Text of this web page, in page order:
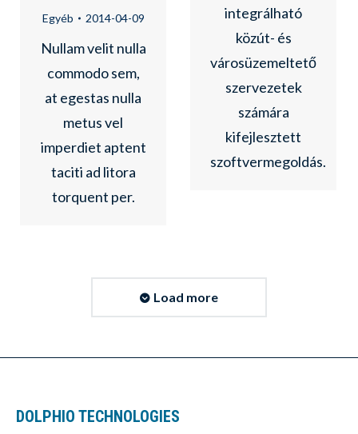
integrálható
közút- és
városüzemeltető
szervezetek
számára
kifejlesztett
szoftvermegoldás.
Egyéb 2014-04-09
Nullam velit nulla
commodo sem,
at egestas nulla
metus vel
imperdiet aptent
taciti ad litora
torquent per.
Load more
DOLPHIO TECHNOLOGIES